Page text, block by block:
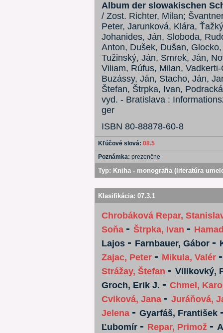
Album der slowakischen
/ Zost. Richter, Milan;
Peter, Jarunková, Klára,
Johanides, Ján, Sloboda,
Anton, Dušek, Dušan,
Tužinský, Ján, Smrek, Ján,
Viliam, Rúfus, Milan,
Buzássy, Ján, Stacho, Ján,
Štefan, Štrpka, Ivan,
vyd. - Bratislava :
ger
ISBN 80-88878-60-8
Kľúčové slová: 08.5
Poznámka: prezenčne
Typ: Kniha - monografia (literatúra
Klasifikácia: 07.3.1
Chrobáková Repar,
Soňa - Štrpka, Ivan -
Lajos - Farnbauer, Gábor -
Zajac, Peter - Mikula, Valér
Strážay, Štefan - Vilikovký,
Groch, Erik J. - Chmel,
Cviková, Jana - Juráňová,
Jelena - Gyarfáš, František
Ľubomír - Repar, Primož -